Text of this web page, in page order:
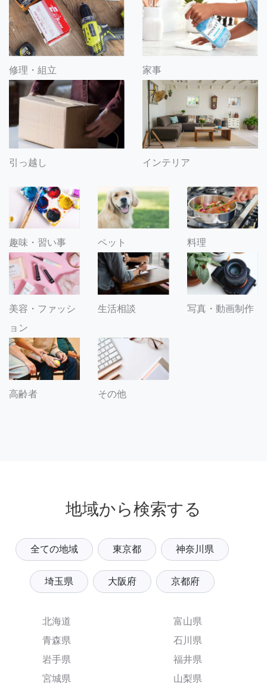
修理・組立 家事
引っ越し インテリア
趣味・習い事 ペット 料理
美容・ファッシ
ョン
生活相談 写真・動画制作
高齢者 その他
地域から検索する
全ての地域 東京都 神奈川県
埼玉県 大阪府 京都府
北海道
青森県
岩手県
宮城県
富山県
石川県
福井県
山梨県